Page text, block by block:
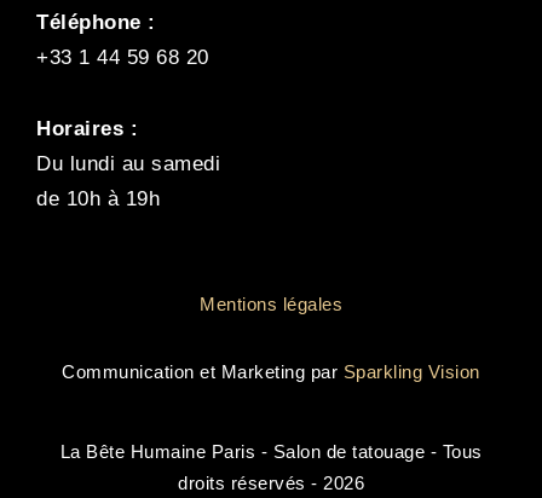
Téléphone :
+33 1 44 59 68 20
Horaires :
Du lundi au samedi
de 10h à 19h
Mentions légales
Communication et Marketing par Sparkling Vision
La Bête Humaine Paris - Salon de tatouage - Tous
droits réservés - 2026